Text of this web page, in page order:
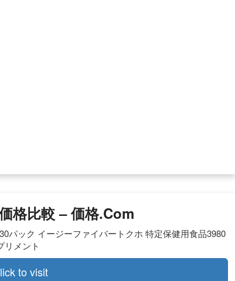
格比較 – 価格.com
パック イージーファイバートクホ 特定保健用食品3980
リメント
to visit